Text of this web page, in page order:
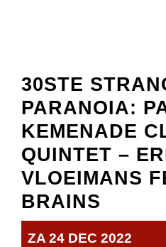
30STE
PARANOIA:
KEMENADE
QUINTET –
VLOEIMANS
BRAINS
ZA 24 DEC 2022